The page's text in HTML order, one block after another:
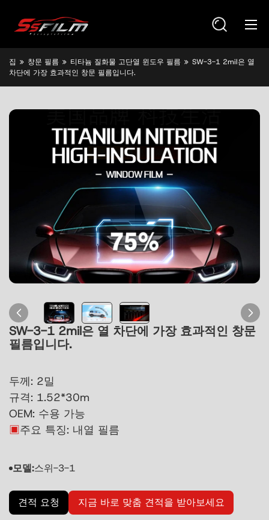
집 창문 필름 티타늄 질화물 고단열 윈도우 필름
SW-3-1 2mil은 열
차단에 가장 효과적인 창문 필름입니다.
SW-3-1 2mil은 열 차단에 가장 효과적인 창문
필름입니다.
두께: 2밀
규격: 1.52*30m
OEM: 수용 가능
▣주요 특징: 내열 필름
모델:스위-3-1
견적 요청 지금 바로 맞춤 견적을 받아보세요